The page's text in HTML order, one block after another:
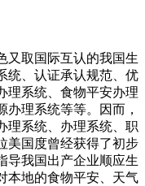
取国际互认的我国生
统、认证承认规范、优
理系统、食物平安办理
理系统等等。因而，
理系统、办理系统、职
美国度曾经获得了初步
导我国出产企业顺应生
本地的食物平安、天气